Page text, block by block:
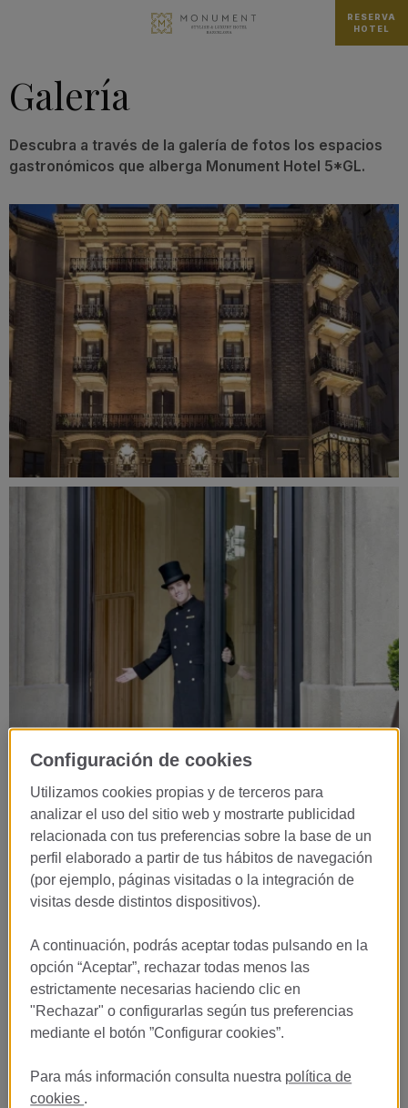
RESERVA
HOTEL
Galería
Descubra a través de la galería de fotos los espacios
gastronómicos que alberga Monument Hotel 5*GL.
Configuración de cookies
Utilizamos cookies propias y de terceros para
analizar el uso del sitio web y mostrarte publicidad
relacionada con tus preferencias sobre la base de un
perfil elaborado a partir de tus hábitos de navegación
(por ejemplo, páginas visitadas o la integración de
visitas desde distintos dispositivos).
A continuación, podrás aceptar todas pulsando en la
opción “Aceptar”, rechazar todas menos las
estrictamente necesarias haciendo clic en
"Rechazar" o configurarlas según tus preferencias
mediante el botón ”Configurar cookies”.
Para más información consulta nuestra política de
cookies .